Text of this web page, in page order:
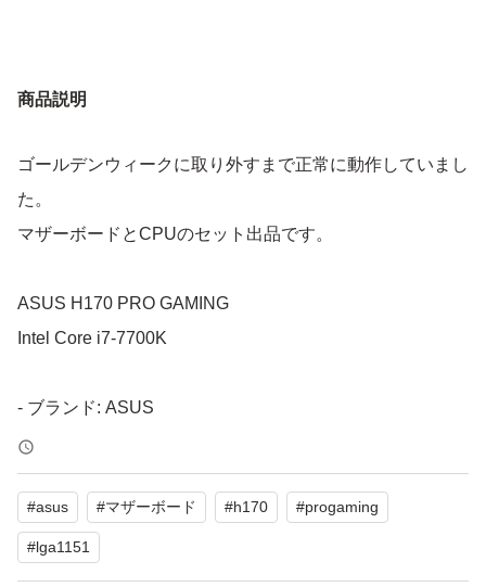
商品説明
ゴールデンウィークに取り外すまで正常に動作していまし
た。
マザーボードとCPUのセット出品です。
ASUS H170 PRO GAMING
Intel Core i7-7700K
- ブランド: ASUS
- モデル: H170 PRO GAMING
- ソケットタイプ: LGA 1151
- チップセット: H170
- 付属品: I/Oシールド
#asus #マザーボード #h170 #progaming
#lga1151